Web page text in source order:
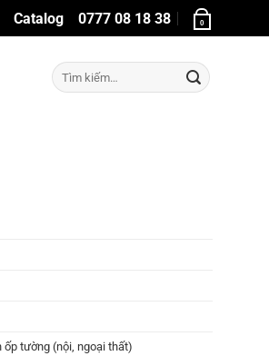
Catalog 0777 08 18 38 0
Tìm
kiếm:
ốp tường (nội, ngoại thất)